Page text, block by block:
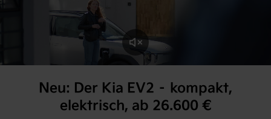
Neu: Der Kia EV2 – kompakt,
elektrisch, ab 26.600 €